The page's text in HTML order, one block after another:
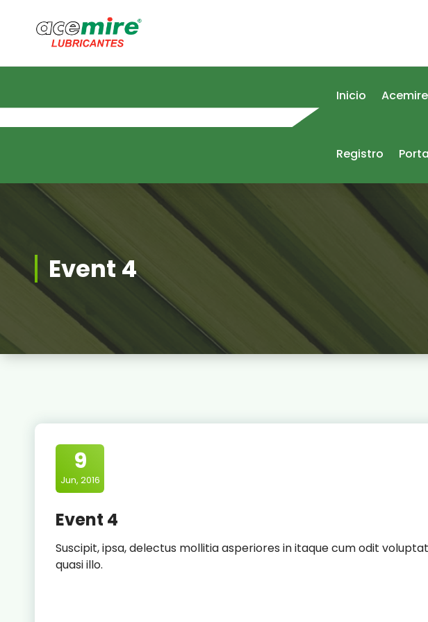
contenido
Inicio Acemire
Registro
Event 4
9
Jun, 2016
Event 4
Suscipit, ipsa, delectus mollitia asperiores in itaque cum odit
quasi illo.